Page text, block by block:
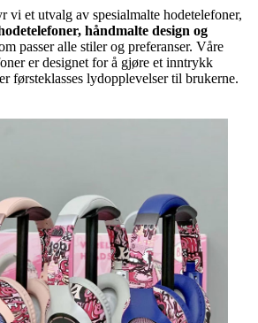
vi et utvalg av spesialmalte hodetelefoner,
håndmalte design og
passer alle stiler og preferanser. Våre
er designet for å gjøre et inntrykk
førsteklasses lydopplevelser til brukerne.